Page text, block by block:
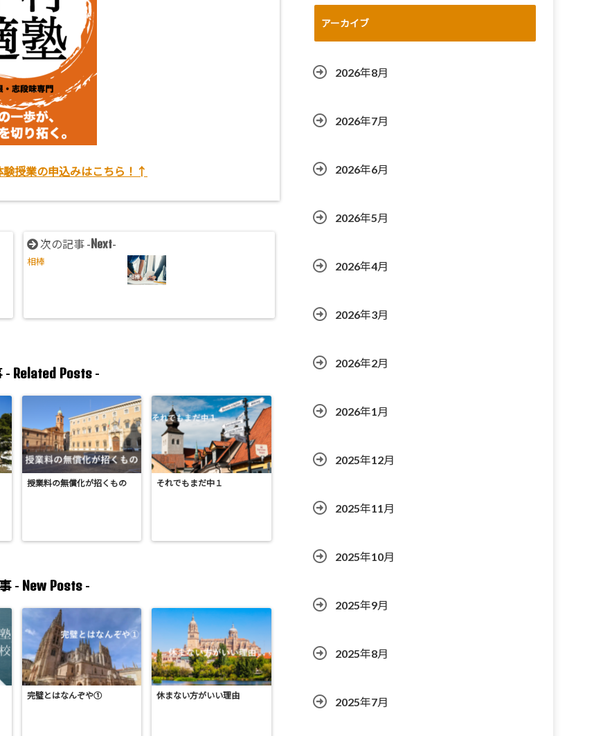
授業の申込みはこちら！↑
次の記事 - Next-
相棒
- Related Posts-
授業料の無償化が招くもの それでもまだ中１
- New Posts -
完璧とはなんぞや① 休まない方がいい理由
アーカイブ
2026年8月
2026年7月
2026年6月
2026年5月
2026年4月
2026年3月
2026年2月
2026年1月
2025年12月
2025年11月
2025年10月
2025年9月
2025年8月
2025年7月